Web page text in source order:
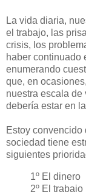
La vida diaria,
el trabajo, las
crisis, los
haber continuado
enumerando
que, en
nuestra escala de
debería estar en
Estoy convencido
sociedad tiene
siguientes
1º El dinero
2º El trabajo